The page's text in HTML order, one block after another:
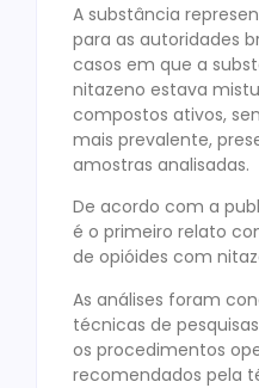
A substância
para as autoridades
casos em que a
nitazeno estava
compostos ativos,
mais prevalente,
amostras analisadas.
De acordo com a
é o primeiro relato
de opióides com
As análises foram
técnicas de
os procedimentos
recomendados pela